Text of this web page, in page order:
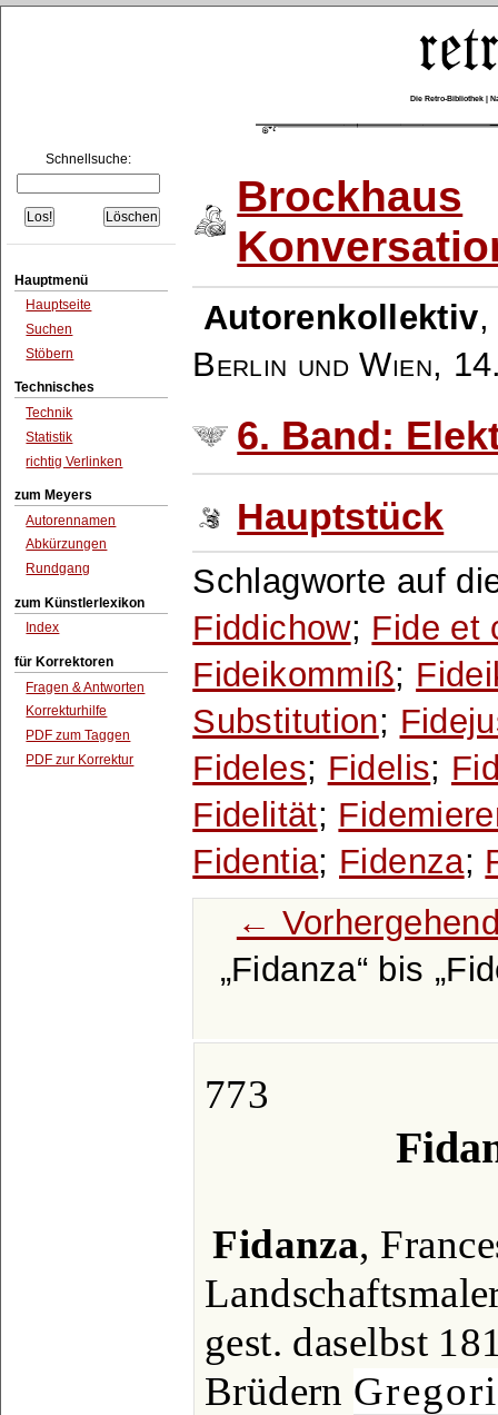
Die Retro-Bibliothek |
Schnellsuche:
Hauptmenü
Hauptseite
Suchen
Stöbern
Technisches
Technik
Statistik
richtig Verlinken
zum Meyers
Autorennamen
Abkürzungen
Rundgang
zum Künstlerlexikon
Index
für Korrektoren
Fragen & Antworten
Korrekturhilfe
PDF zum Taggen
PDF zur Korrektur
Brockhaus
Autorenkollektiv
Berlin und Wien,
6. Band:
Hauptstück
Schlagworte auf
Fiddichow; Fide et
Fideikommiß;
Substitution;
Fideles; Fidelis;
Fidelität;
Fidentia; Fidenza;
←
Fidanza
bis
773
Fidanza,
gest. daselbst
Brüdern